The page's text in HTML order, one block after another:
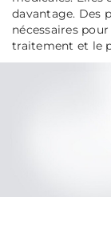
davantage. Des
nécessaires
traitement et le